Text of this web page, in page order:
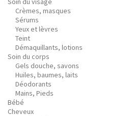
Crèmes, masques
Sérums
Yeux et lèvres
Teint
Démaquillants, lotions
Soin du corps
Gels douche, savons
Huiles, baumes, laits
Déodorants
Mains, Pieds
Bébé
Cheveux